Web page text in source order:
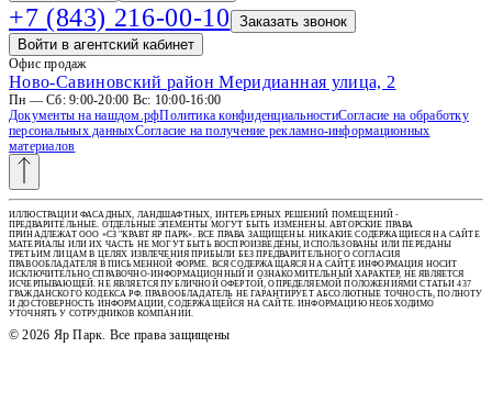
+7 (843) 216-00-10
Заказать звонок
Войти в агентский кабинет
Офис продаж
Ново-Савиновский район Меридианная улица, 2
Пн — Сб: 9:00-20:00 Вс: 10:00-16:00
Документы на нашдом.рфПолитика конфиденциальностиСогласие на обработку
персональных данныхСогласие на получение рекламно-информационных
материалов
ИЛЛЮСТРАЦИИ ФАСАДНЫХ, ЛАНДШАФТНЫХ, ИНТЕРЬЕРНЫХ РЕШЕНИЙ ПОМЕЩЕНИЙ -
ПРЕДВАРИТЕЛЬНЫЕ. ОТДЕЛЬНЫЕ ЭЛЕМЕНТЫ МОГУТ БЫТЬ ИЗМЕНЕНЫ. АВТОРСКИЕ ПРАВА
ПРИНАДЛЕЖАТ ООО «СЗ "КРАВТ ЯР ПАРК». ВСЕ ПРАВА ЗАЩИЩЕНЫ. НИКАКИЕ СОДЕРЖАЩИЕСЯ НА САЙТЕ
МАТЕРИАЛЫ ИЛИ ИХ ЧАСТЬ НЕ МОГУТ БЫТЬ ВОСПРОИЗВЕДЕНЫ, ИСПОЛЬЗОВАНЫ ИЛИ ПЕРЕДАНЫ
ТРЕТЬИМ ЛИЦАМ В ЦЕЛЯХ ИЗВЛЕЧЕНИЯ ПРИБЫЛИ БЕЗ ПРЕДВАРИТЕЛЬНОГО СОГЛАСИЯ
ПРАВООБЛАДАТЕЛЯ В ПИСЬМЕННОЙ ФОРМЕ. ВСЯ СОДЕРЖАЩАЯСЯ НА САЙТЕ ИНФОРМАЦИЯ НОСИТ
ИСКЛЮЧИТЕЛЬНО СПРАВОЧНО-ИНФОРМАЦИОННЫЙ И ОЗНАКОМИТЕЛЬНЫЙ ХАРАКТЕР, НЕ ЯВЛЯЕТСЯ
ИСЧЕРПЫВАЮЩЕЙ. НЕ ЯВЛЯЕТСЯ ПУБЛИЧНОЙ ОФЕРТОЙ, ОПРЕДЕЛЯЕМОЙ ПОЛОЖЕНИЯМИ СТАТЬИ 437
ГРАЖДАНСКОГО КОДЕКСА РФ. ПРАВООБЛАДАТЕЛЬ НЕ ГАРАНТИРУЕТ АБСОЛЮТНЫЕ ТОЧНОСТЬ, ПОЛНОТУ
И ДОСТОВЕРНОСТЬ ИНФОРМАЦИИ, СОДЕРЖАЩЕЙСЯ НА САЙТЕ. ИНФОРМАЦИЮ НЕОБХОДИМО
УТОЧНЯТЬ У СОТРУДНИКОВ КОМПАНИИ.
© 2026 Яр Парк. Все права защищены